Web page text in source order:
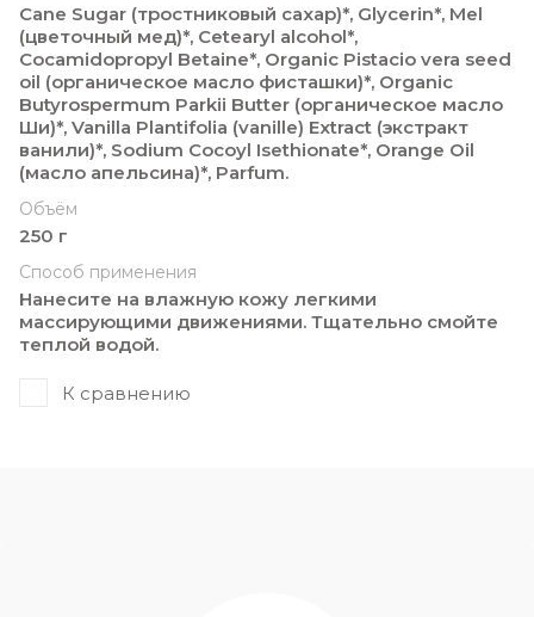
Cane Sugar (тростниковый сахар)*, Glycerin*, Mel
(цветочный мед)*, Cetearyl alcohol*,
Cocamidopropyl Betaine*, Organic Pistacio vera seed
oil (органическое масло фисташки)*, Organic
Butyrospermum Parkii Butter (органическое масло
Ши)*, Vanilla Plantifolia (vanille) Extract (экстракт
ванили)*, Sodium Cocoyl Isethionate*, Orange Oil
(масло апельсина)*, Parfum.
Объём
250 г
Способ применения
Нанесите на влажную кожу легкими
массирующими движениями. Тщательно смойте
теплой водой.
К сравнению